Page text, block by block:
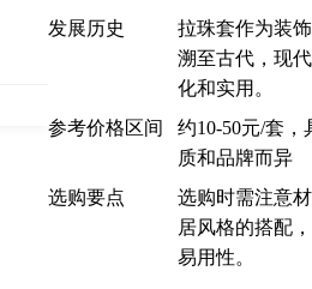
发展历史
拉珠套作为装
溯至古代，现
化和实用。
参考价格区间
约10-50元/套，
质和品牌而异
选购要点
选购时需注意
居风格的搭配
易用性。